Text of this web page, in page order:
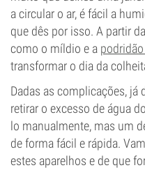
a circular o ar, é fácil a
que dês por isso. A partir
como o míldio e a
transformar o dia da
Dadas as complicações,
retirar o excesso de água
lo manualmente, mas um
de forma fácil e rápida.
estes aparelhos e de que